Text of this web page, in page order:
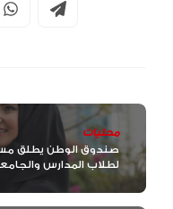
محليات
صندوق الوطن يطلق
لطلاب المدارس